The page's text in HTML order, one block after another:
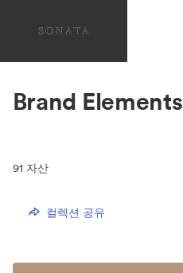
Brand Elements
91 자산
컬렉션 공유